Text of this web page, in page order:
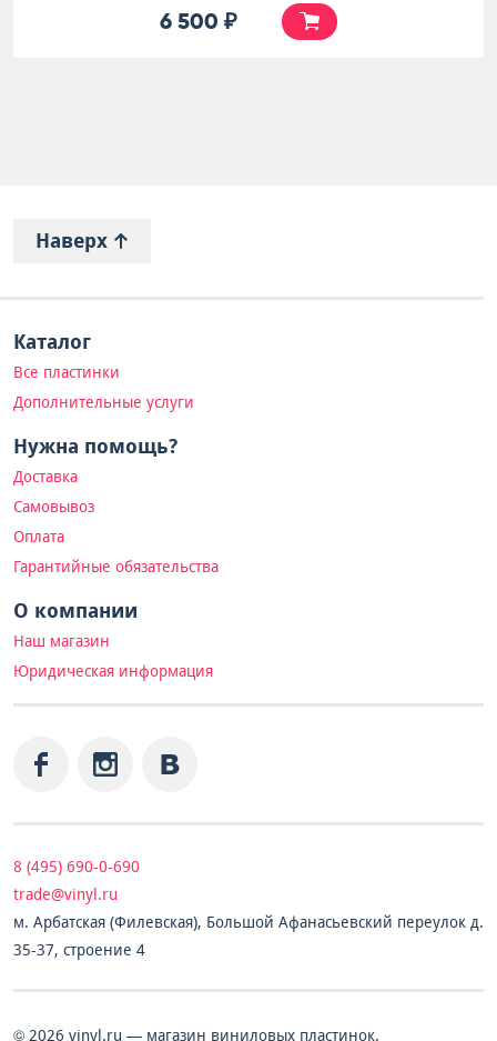
6 500 ₽
Наверх
Каталог
Все пластинки
Дополнительные услуги
Нужна помощь?
Доставка
Самовывоз
Оплата
Гарантийные обязательства
О компании
Наш магазин
Юридическая информация
8 (495) 690-0-690
trade@vinyl.ru
м. Арбатская (Филевская), Большой Афанасьевский переулок д.
35-37, строение 4
© 2026 vinyl.ru — магазин виниловых пластинок.